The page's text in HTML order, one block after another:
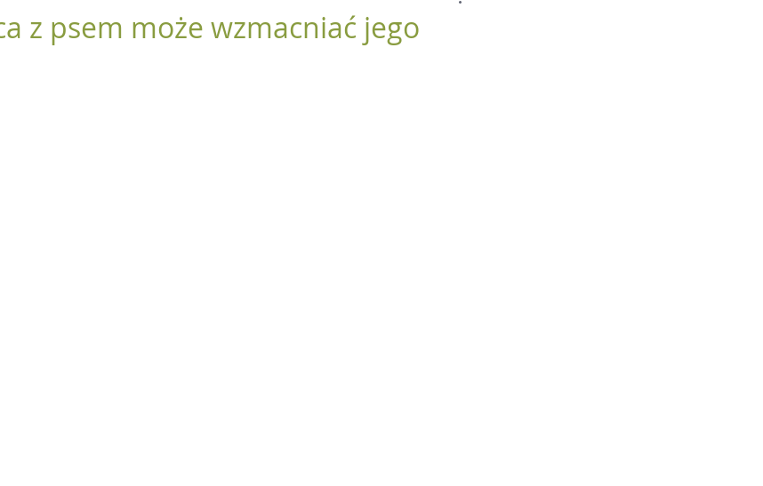
z psem może wzmacniać jego